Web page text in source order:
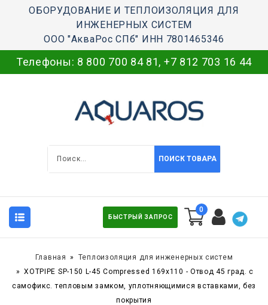
ОБОРУДОВАНИЕ И ТЕПЛОИЗОЛЯЦИЯ ДЛЯ
ИНЖЕНЕРНЫХ СИСТЕМ
ООО "АкваРос СПб" ИНН 7801465346
Телефоны: 8 800 700 84 81, +7 812 703 16 44
ПОИСК ТОВАРА
БЫСТРЫЙ ЗАПРОС
0
Главная
Теплоизоляция для инженерных систем
XOTPIPE SP-150 L-45 Compressed 169x110 - Отвод 45 град. c
самофикс. тепловым замком, уплотняющимися вставками, без
покрытия